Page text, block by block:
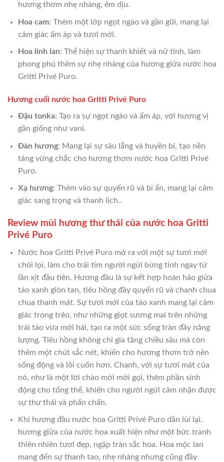
hương thơm nhẹ nhàng, êm dịu.
Hoa cam: Thêm một lớp ngọt ngào và gần gũi, mang lại
cảm giác ấm áp và tươi mới.
Hoa linh lan: Thể hiện sự thanh khiết và nữ tính, làm
phong phú thêm sự nhẹ nhàng của hương giữa nước hoa
Gritti Privé Puro.
Hương cuối nước hoa Gritti Privé Puro
Đậu tonka: Tạo ra sự ngọt ngào và ấm áp, với hương vị
gần giống như vani.
Đàn hương: Mang lại sự sâu lắng và huyền bí, tạo nền
tảng vững chắc cho hương thơm nước hoa Gritti Privé
Puro.
Xạ hương: Thêm vào sự quyến rũ và bí ẩn, mang lại cảm
giác sang trọng và thanh lịch..
Review mùi hương thư thái của nước hoa Gritti
Privé Puro
Nước hoa Gritti Privé Puro mở ra với một sự tươi mới
chói lọi, làm cho trái tim người ngửi bừng tỉnh ngay từ
lần xịt đầu tiên. Hương đầu là sự kết hợp hoàn hảo giữa
táo xanh giòn tan, tiêu hồng đầy quyến rũ và chanh chua
chua thanh mát. Sự tươi mới của táo xanh mang lại cảm
giác trong trẻo, như những giọt sương mai trên những
trái táo vừa mới hái, tạo ra một sức sống tràn đầy năng
lượng. Tiêu hồng không chỉ gia tăng chiều sâu mà còn
thêm một chút sắc nét, khiến cho hương thơm trở nên
sống động và lôi cuốn hơn. Chanh, với sự tươi mát của
nó, như là một lời chào mời mời gọi, thêm phần sinh
động cho tổng thể, khiến cho người ngửi cảm nhận được
sự thư thái và phấn chấn.
Khi hương đầu nước hoa Gritti Privé Puro dần lùi lại,
hương giữa của nước hoa xuất hiện như một bức tranh
thiên nhiên tươi đẹp, ngập tràn sắc hoa. Hoa mộc lan
mang đến sự thanh tao, nhẹ nhàng nhưng cũng đầy